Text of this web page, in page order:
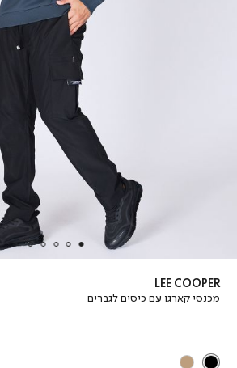
LEE COOPER
מכנסי קארגו עם כיסים לגברים